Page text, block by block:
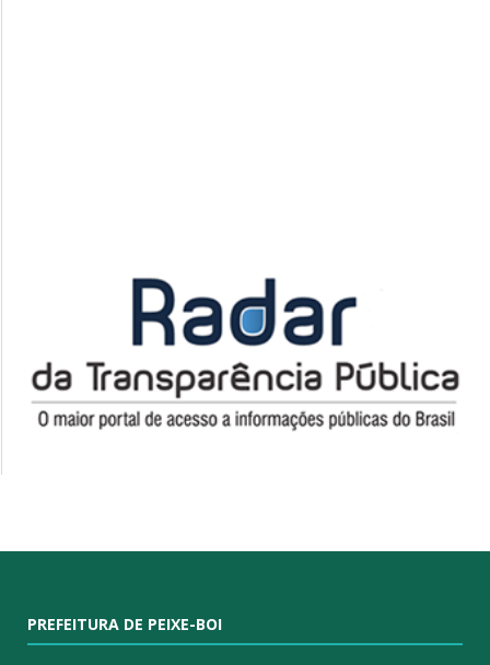
PREFEITURA DE PEIXE-BOI